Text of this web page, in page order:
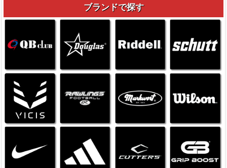
ブランドで探す